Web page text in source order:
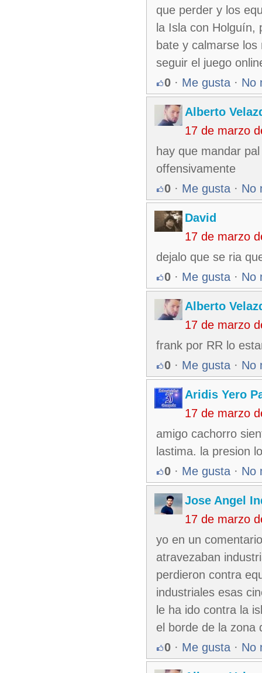
que perder y los
la Isla con Holguín,
bate y calmarse
seguir el juego
0 · Me gusta · No
Alberto
17 de marzo
hay que mandar
offensivamente
0 · Me gusta · No
David
17 de marzo
dejalo que se ria
0 · Me gusta · No
Alberto
17 de marzo
frank por RR lo
0 · Me gusta · No
Aridis Yero
17 de marzo
amigo cachorro
lastima. la presion
0 · Me gusta · No
Jose Angel
17 de marzo
yo en un
atravezaban
perdieron contra
industriales esas
le ha ido contra la
el borde de la zona
0 · Me gusta · No